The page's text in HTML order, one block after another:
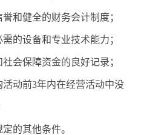
和健全的财务会计制度；
的设备和专业技术能力；
会保障资金的良好记录；
活动前3年内在经营活动中没
的其他条件。